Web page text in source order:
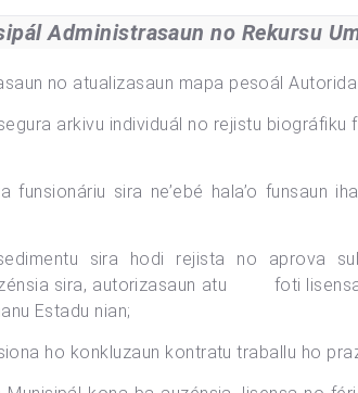
Administrasaun no Rekursu
no atualizasaun mapa pesoál
arkivu individuál no rejistu biográfiku
sira ne’ebé hala’o funsaun
sira hodi rejista no aprova
sira, autorizasaun atu foti lisensa,
Estadu nian;
ho konkluzaun kontratu traballu ho